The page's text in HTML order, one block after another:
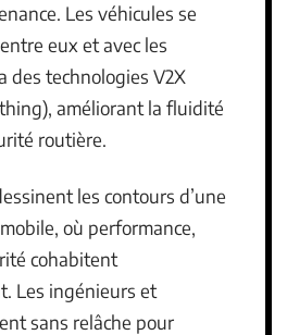
Les véhicules se
eux et avec les
des technologies V2X
améliorant la fluidité
routière.
les contours d’une
où performance,
cohabitent
Les ingénieurs et
sans relâche pour